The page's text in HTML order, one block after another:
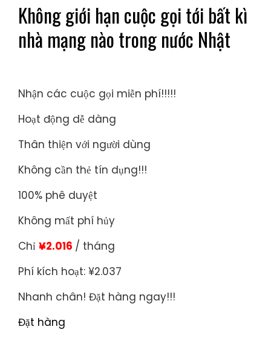
Không giới hạn cuộc gọi tới bất kì
nhà mạng nào trong nước Nhật
Nhận các cuộc gọi miễn phí!!!!!
Hoạt động dễ dàng
Thân thiện với người dùng
Không cần thẻ tín dụng!!!
100% phê duyệt
Không mất phí hủy
Chỉ ¥2.016 / tháng
Phí kích hoạt: ¥2.037
Nhanh chân! Đặt hàng ngay!!!
Đặt hàng